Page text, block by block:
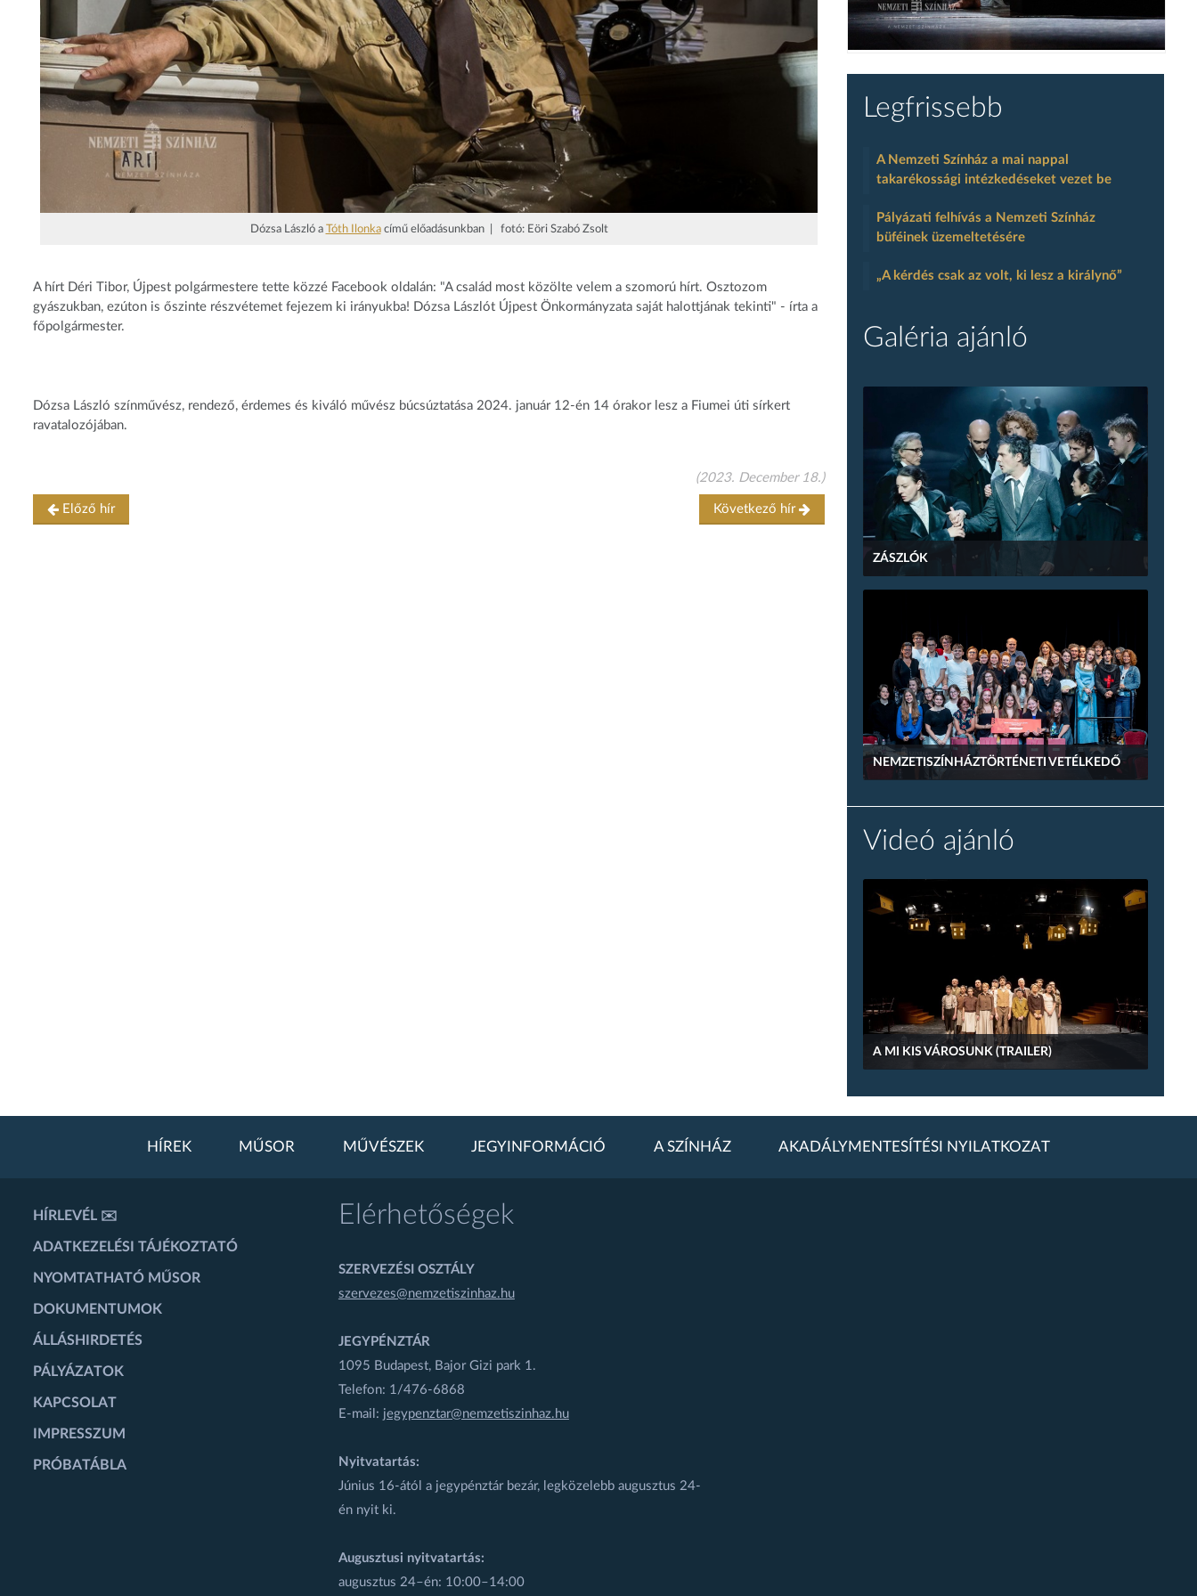
Dózsa László a Tóth Ilonkacímű előadásunkban | fotó: Eöri Szabó Zsolt
A hírt Déri Tibor, Újpest polgármestere tette közzé Facebook oldalán: "A család most közölte velem a szomorú hírt. Osztozom
gyászukban, ezúton is őszinte részvétemet fejezem ki irányukba! Dózsa Lászlót Újpest Önkormányzata saját halottjának tekinti" - írta a
főpolgármester.
Dózsa László színművész, rendező, érdemes és kiváló művész búcsúztatása 2024. január 12-én 14 órakor lesz a Fiumei úti sírkert
ravatalozójában.
(2023. December 18.)
Előző hír Következő hír
Legfrissebb
A Nemzeti Színház a mai nappal
takarékossági intézkedéseket vezet be
Pályázati felhívás a Nemzeti Színház
büféinek üzemeltetésére
„A kérdés csak az volt, ki lesz a királynő”
Galéria ajánló
ZÁSZLÓK
NEMZETISZÍNHÁZTÖRTÉNETI VETÉLKEDŐ
Videó ajánló
A MI KIS VÁROSUNK (TRAILER)
HÍREK MŰSOR MŰVÉSZEK JEGYINFORMÁCIÓ A SZÍNHÁZ AKADÁLYMENTESÍTÉSI NYILATKOZAT
HÍRLEVÉL ✉️
ADATKEZELÉSI TÁJÉKOZTATÓ
NYOMTATHATÓ MŰSOR
DOKUMENTUMOK
ÁLLÁSHIRDETÉS
PÁLYÁZATOK
KAPCSOLAT
IMPRESSZUM
PRÓBATÁBLA
Elérhetőségek
SZERVEZÉSI OSZTÁLY
szervezes@nemzetiszinhaz.hu
JEGYPÉNZTÁR
1095 Budapest, Bajor Gizi park 1.
Telefon: 1/476-6868
E-mail: jegypenztar@nemzetiszinhaz.hu
Nyitvatartás:
Június 16-ától a jegypénztár bezár, legközelebb augusztus 24-
én nyit ki.
Augusztusi nyitvatartás:
augusztus 24–én: 10:00–14:00